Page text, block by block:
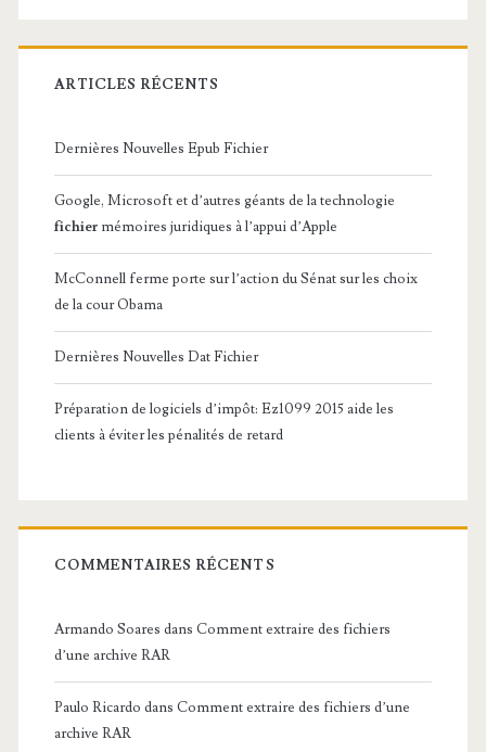
ARTICLES RÉCENTS
Dernières Nouvelles Epub Fichier
Google, Microsoft et d’autres géants de la technologie
fichier mémoires juridiques à l’appui d’Apple
McConnell ferme porte sur l’action du Sénat sur les choix
de la cour Obama
Dernières Nouvelles Dat Fichier
Préparation de logiciels d’impôt: Ez1099 2015 aide les
clients à éviter les pénalités de retard
COMMENTAIRES RÉCENTS
Armando Soares dans Comment extraire des fichiers
d’une archive RAR
Paulo Ricardo dans Comment extraire des fichiers d’une
archive RAR